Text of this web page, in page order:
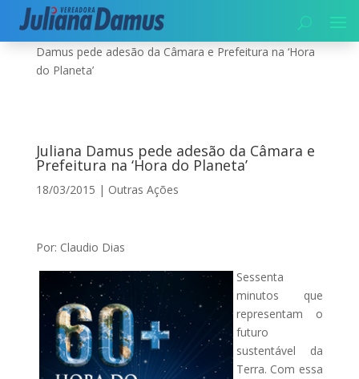
Início|Meio Ambiente|
Damus pede adesão da Câmara e Prefeitura na ‘Hora
do Planeta’
Juliana Damus pede adesão da Câmara e
Prefeitura na ‘Hora do Planeta’
18/03/2015 | Outras Ações
Por: Claudio Dias
Sessenta
minutos que
representam o
futuro
sustentável da
Terra. Com essa